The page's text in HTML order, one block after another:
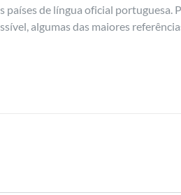
de língua oficial
algumas das maiores